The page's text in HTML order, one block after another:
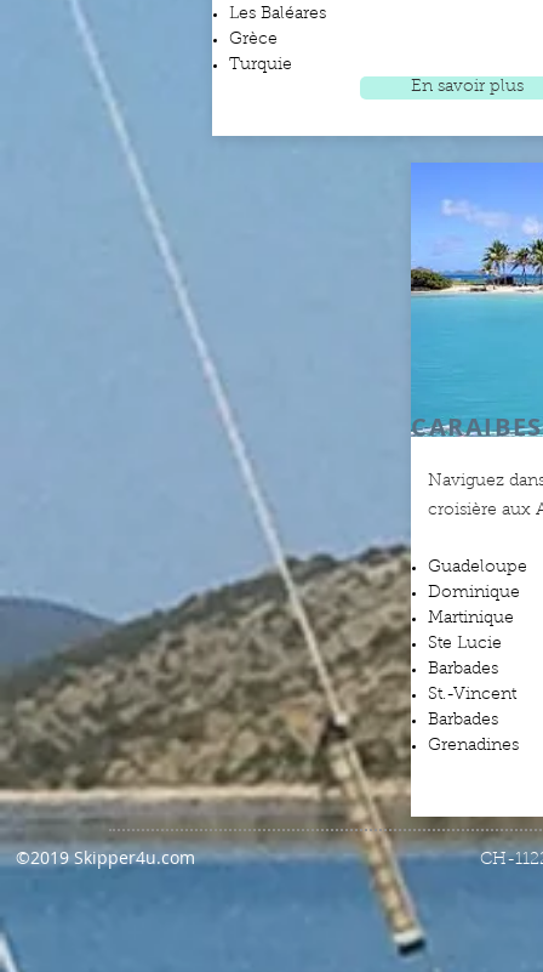
Les Baléares
Grèce
Turquie
En savoir plus
Naviguez
croisière aux
Guadeloupe
Dominique
Martinique
Ste Lucie
Barbades
St.-Vincent
Barbades
Grenadines
CARAIBES
©2019 Skipper4u.com CH-